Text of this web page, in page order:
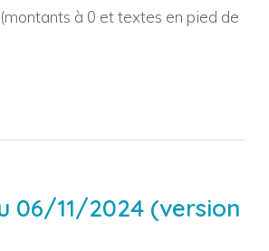
à 0 et textes en pied de
06/11/2024 (version